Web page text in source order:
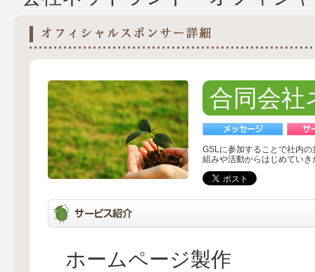
合同会社
GSLに参加することで社内
組みや活動からはじめていき
ホームページ製作